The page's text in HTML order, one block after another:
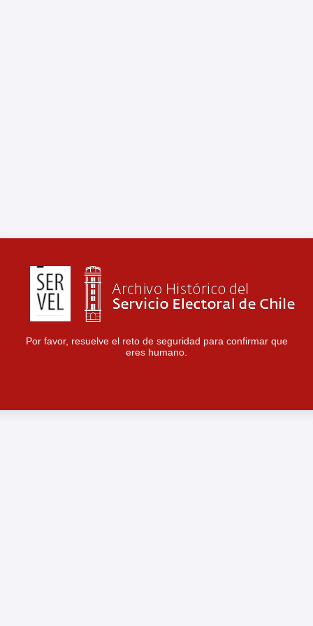
Por favor, resuelve el reto de seguridad para confirmar que
eres humano.